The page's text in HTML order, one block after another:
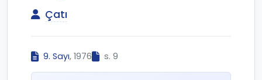
Çatı
9. Sayı, 1976 s. 9